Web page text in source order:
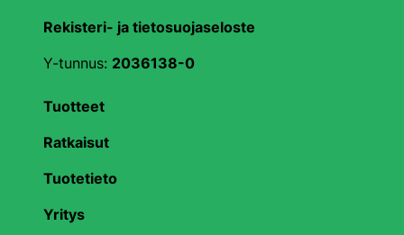
Rekisteri- ja tietosuojaseloste
Y-tunnus: 2036138-0
Tuotteet
Ratkaisut
Tuotetieto
Yritys